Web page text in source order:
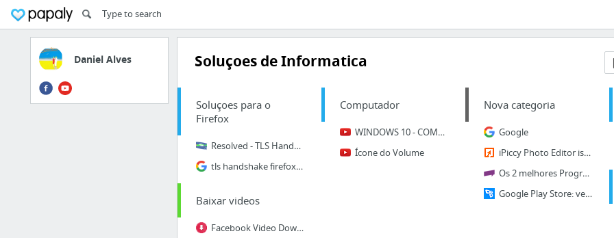
Daniel Alves Soluçoes de Informatica
Soluçoes para o
Firefox
Resolved - TLS Handshake preventing browers from working
tls handshake firefox - Pesquisa Google
Baixar videos
Facebook Video Downloader
Computador
WINDOWS 10 - COMO OCULTAR/MOSTRAR ÍCONES DA BARRA DE FERRAMENTAS
Ícone do Volume
Nova categoria
Google
iPiccy Photo Editor is Awesome!
Os 2 melhores Programas de Edição de Imagens Online (gratuitos)
Google Play Store: veja a solução para os principais tipos de erros